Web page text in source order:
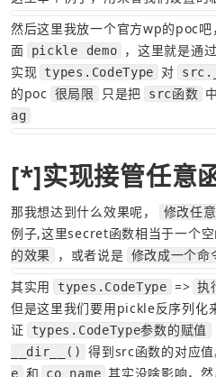
然后这里我放一个官方wp的poc
面
pickle demo
，这里就是通
实现 types.CodeType 对
的poc
很局限 只是把 src函数 中
ag
[*]实现接管任意
那我想达到什么效果呢， 修改任
例子,这里secret函数相当于一个
的效果
，或者说是 修改成一个命
其实用 types.CodeType => 执
但是这里我们要用pickle反序列化
证
types.CodeType参数的赋值
__dir__()
得到src函数的对应
e 和 co_name 其实没啥影响，